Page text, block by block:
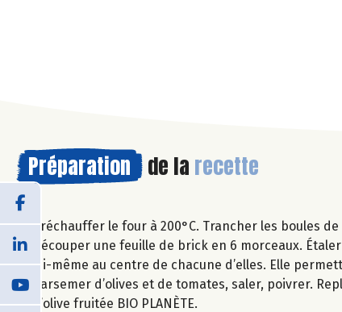
Préparation de la recette
Préchauffer le four à 200°C. Trancher les boules
Découper une feuille de brick en 6 morceaux.
lui-même au centre de chacune d’elles. Elle
parsemer d’olives et de tomates, saler, poivrer.
d’olive fruitée BIO PLANÈTE.